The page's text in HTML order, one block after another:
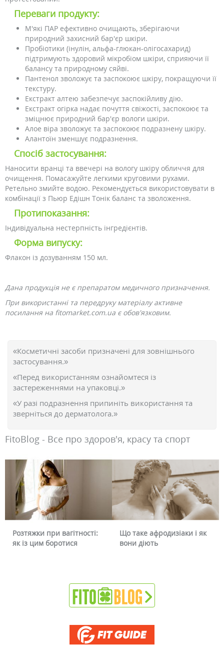
Переваги продукту:
М'які ПАР ефективно очищають, зберігаючи
природний захисний бар'єр шкіри.
Пробіотики (інулін, альфа-глюкан-олігосахарид)
підтримують здоровий мікробіом шкіри, сприяючи її
балансу та природному сяйві.
Пантенол зволожує та заспокоює шкіру, покращуючи її
текстуру.
Екстракт алтею забезпечує заспокійливу дію.
Екстракт огірка надає почуття свіжості, заспокоює та
зміцнює природний бар'єр вологи шкіри.
Алое віра зволожує та заспокоює подразнену шкіру.
Алантоїн зменшує подразнення.
Спосіб застосування:
Наносити вранці та ввечері на вологу шкіру обличчя для
очищення. Помасажуйте легкими круговими рухами.
Ретельно змийте водою. Рекомендується використовувати в
комбінації з Пьюр Едішн Тонік баланс та зволоження.
Протипоказання:
Індивідуальна нестерпність інгредієнтів.
Форма випуску:
Флакон із дозуванням 150 мл.
Дана продукція не є препаратом медичного призначення.
При використанні та передруку матеріалу активне
посилання на fitomarket.com.ua є обов'язковим.
«Косметичні засоби призначені для зовнішнього
застосування.»
«Перед використанням ознайомтеся із
застереженнями на упаковці.»
«У разі подразнення припиніть використання та
зверніться до дерматолога.»
FitoBlog - Все про здоров'я, красу та спорт
Розтяжки при вагітності:
як із цим боротися
Що таке афродизіаки і як
вони діють